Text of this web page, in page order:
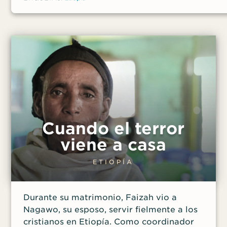
intento de expulsar a los cristianos de la región.
testimonio que compartió con los estudiantes.
Cuando el terror
viene a casa
ETIOPÍA
Durante su matrimonio, Faizah vio a
Nagawo, su esposo, servir fielmente a los
cristianos en Etiopía. Como coordinador